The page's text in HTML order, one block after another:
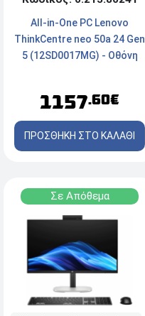
All-in-One PC Lenovo
ThinkCentre neo 50a 24 Gen
5 (12SD0017MG) - Οθόνη
RAM - 1TB NVMe SSD -
Windows® 11 Pro - Luna
Grey
1157.60€
ΠΡΟΣΘΗΚΗ ΣΤΟ ΚΑΛΑΘΙ
Σε Απόθεμα